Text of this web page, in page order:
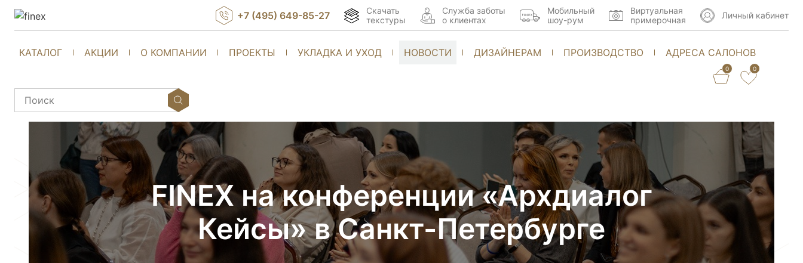
КАТАЛОГ АКЦИИ О КОМПАНИИ ПРОЕКТЫ УКЛАДКА И УХОД НОВОСТИ ДИЗАЙНЕРАМ ПРОИЗВОДСТВО АДРЕСА САЛОНОВ
0 0
+7 (495) 649-85-27
Скачать
текстуры
Cлужба заботы
о клиентах
Мобильный
шоу-рум
Виртуальная
примерочная
Личный кабинет
FINEX на конференции «Архдиалог
Кейсы» в Санкт-Петербурге